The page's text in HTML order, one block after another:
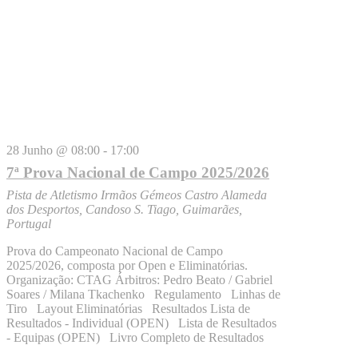
28 Junho @ 08:00 - 17:00
7ª Prova Nacional de Campo 2025/2026
Pista de Atletismo Irmãos Gémeos Castro Alameda
dos Desportos, Candoso S. Tiago, Guimarães,
Portugal
Prova do Campeonato Nacional de Campo
2025/2026, composta por Open e Eliminatórias.
Organização: CTAG Árbitros: Pedro Beato / Gabriel
Soares / Milana Tkachenko Regulamento Linhas de
Tiro Layout Eliminatórias Resultados Lista de
Resultados - Individual (OPEN) Lista de Resultados
- Equipas (OPEN) Livro Completo de Resultados